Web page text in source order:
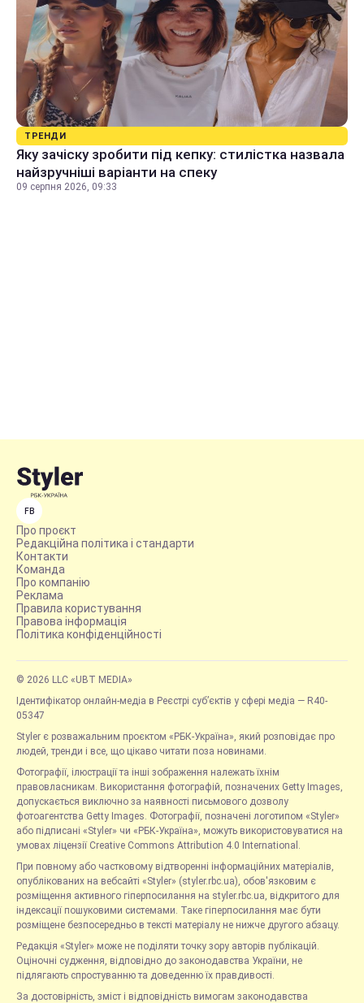
ТРЕНДИ
Яку зачіску зробити під кепку: стилістка назвала
найзручніші варіанти на спеку
09 серпня 2026, 09:33
FB
Про проєкт
Редакційна політика і стандарти
Контакти
Команда
Про компанію
Реклама
Правила користування
Правова інформація
Політика конфіденційності
© 2026 LLC «UBT MEDIA»
Ідентифікатор онлайн-медіа в Реєстрі суб’єктів у сфері медіа — R40-
05347
Styler є розважальним проєктом «РБК-Україна», який розповідає про
людей, тренди і все, що цікаво читати поза новинами.
Фотографії, ілюстрації та інші зображення належать їхнім
правовласникам. Використання фотографій, позначених Getty Images,
допускається виключно за наявності письмового дозволу
фотоагентства Getty Images. Фотографії, позначені логотипом «Styler»
або підписані «Styler» чи «РБК-Україна», можуть використовуватися на
умовах ліцензії Creative Commons Attribution 4.0 International.
При повному або частковому відтворенні інформаційних матеріалів,
опублікованих на вебсайті «Styler» (styler.rbc.ua), обов'язковим є
розміщення активного гіперпосилання на styler.rbc.ua, відкритого для
індексації пошуковими системами. Таке гіперпосилання має бути
розміщене безпосередньо в тексті матеріалу не нижче другого абзацу.
Редакція «Styler» може не поділяти точку зору авторів публікацій.
Оціночні судження, відповідно до законодавства України, не
підлягають спростуванню та доведенню їх правдивості.
За достовірність, зміст і відповідність вимогам законодавства